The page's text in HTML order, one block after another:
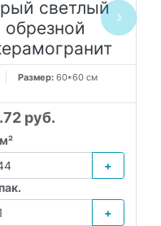
светлый
Размер: 60*60 см
руб.
м²
+
+